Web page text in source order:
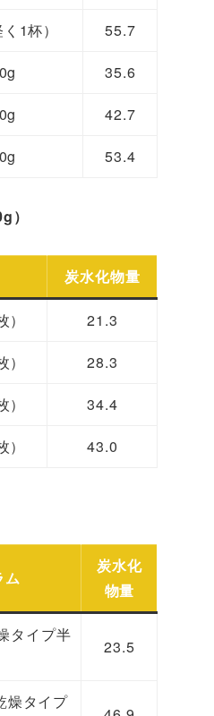
1杯） 55.7
35.6
42.7
53.4
）
炭水化物量
21.3
28.3
34.4
43.0
ム
炭水化
物量
タイプ半
23.5
燥タイプ